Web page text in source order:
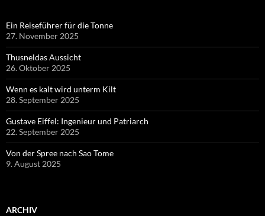
Ein Reiseführer für die Tonne
27. November 2025
Thusneldas Aussicht
26. Oktober 2025
Wenn es kalt wird unterm Kilt
28. September 2025
Gustave Eiffel: Ingenieur und Patriarch
22. September 2025
Von der Spree nach Sao Tome
9. August 2025
ARCHIV